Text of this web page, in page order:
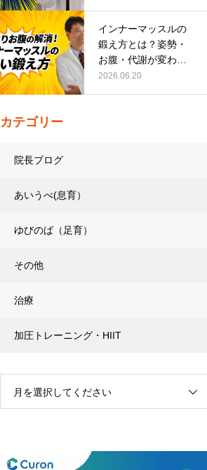
インナーマッスルの
鍛え方とは？姿勢・
お腹・代謝が変わる
トレーニング…
2026.06.20
カテゴリー
院長ブログ
あいうべ(息育）
ゆびのば（足育）
その他
治療
加圧トレーニング・HIIT
月を選択してください